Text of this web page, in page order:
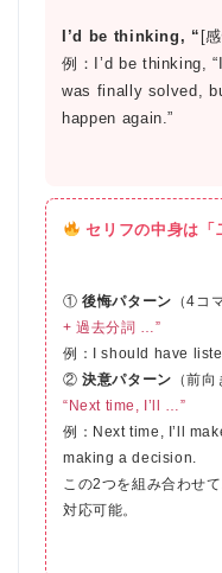
I’d be thinking, “ [
例：I’d be thinking,
was finally solved,
happen again.”
セリフの中身は「
①後悔パターン （4
+ 過去分詞 …”
例：I should have
②決意パターン （前
“Next time, I’ll …”
例：Next time, I’ll
making a decision.
この2つを組み合わせ
対応可能。